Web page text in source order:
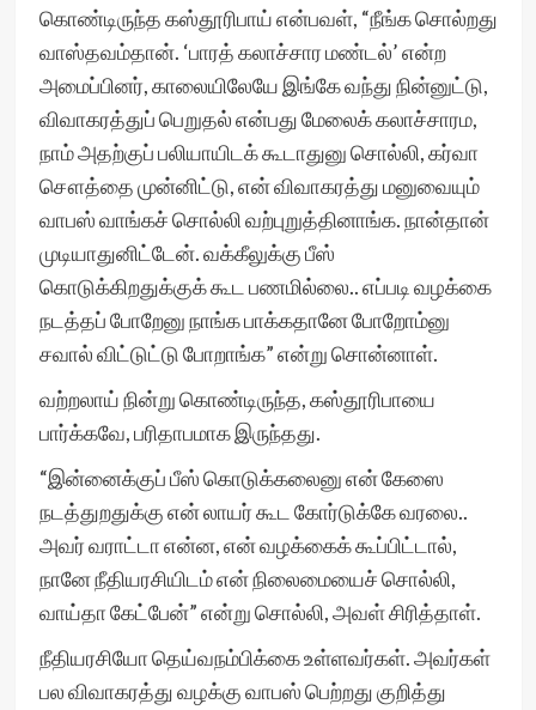
கொண்டிருந்த கஸ்தூரிபாய் என்பவள், “நீங்க சொல்றது
வாஸ்தவம்தான். ‘பாரத் கலாச்சார மண்டல்’ என்ற
அமைப்பினர், காலையிலேயே இங்கே வந்து நின்னுட்டு,
விவாகரத்துப் பெறுதல் என்பது மேலைக் கலாச்சாரம,
நாம் அதற்குப் பலியாயிடக் கூடாதுனு சொல்லி, கர்வா
சௌத்தை முன்னிட்டு, என் விவாகரத்து மனுவையும்
வாபஸ் வாங்கச் சொல்லி வற்புறுத்தினாங்க. நான்தான்
முடியாதுனிட்டேன். வக்கீலுக்கு பீஸ்
கொடுக்கிறதுக்குக் கூட பணமில்லை.. எப்படி வழக்கை
நடத்தப் போறேனு நாங்க பாக்கதானே போறோம்னு
சவால் விட்டுட்டு போறாங்க” என்று சொன்னாள்.
வற்றலாய் நின்று கொண்டிருந்த, கஸ்தூரிபாயை
பார்க்கவே, பரிதாபமாக இருந்தது.
“இன்னைக்குப் பீஸ் கொடுக்கலைனு என் கேஸை
நடத்துறதுக்கு என் லாயர் கூட கோர்டுக்கே வரலை..
அவர் வராட்டா என்ன, என் வழக்கைக் கூப்பிட்டால்,
நானே நீதியரசியிடம் என் நிலைமையைச் சொல்லி,
வாய்தா கேட்பேன்” என்று சொல்லி, அவள் சிரித்தாள்.
நீதியரசியோ தெய்வநம்பிக்கை உள்ளவர்கள். அவர்கள்
பல விவாகரத்து வழக்கு வாபஸ் பெற்றது குறித்து